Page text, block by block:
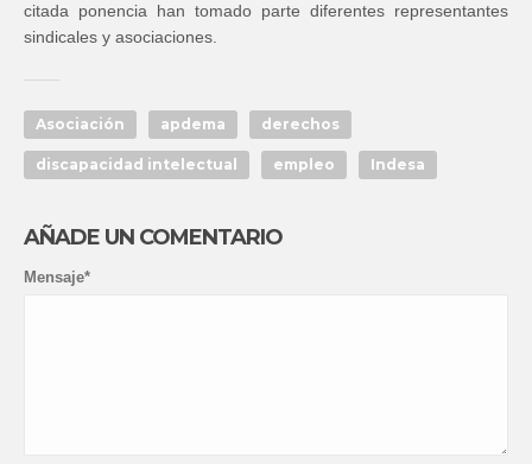
citada ponencia han tomado parte diferentes representantes
sindicales y asociaciones.
Asociación apdema derechos
discapacidad intelectual empleo Indesa
AÑADE UN COMENTARIO
Mensaje*